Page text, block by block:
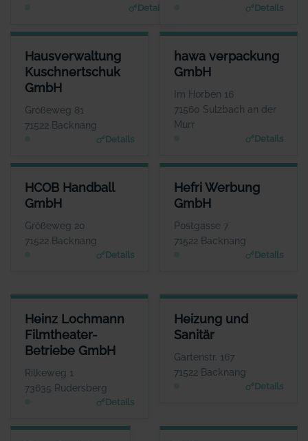
Details Details
Hausverwaltung
Kuschnertschuk
GmbH
Größeweg 81
71522 Backnang
Details
HAUSVERWALTUNG KUSCHNERTSCHUK GMBH
ANSPRECHPARTNER
Frau Christine Kuschnertschuk
WEBSITE
Www.Kuschnertschuk.de
hawa verpackung
GmbH
Im Horben 16
71560 Sulzbach an der
Murr
Details
HAWA VERPACKUNG GMBH
ANSPRECHPARTNER
Herr Aaron Ceskutti
www.hawa-verpackung.d
HCOB Handball
GmbH
Größeweg 20
71522 Backnang
Details
HCOB HANDBALL GMBH
ANSPRECHPARTNER
Herr Markus Mandlik
www.hcob.de
Hefri Werbung
GmbH
Postgasse 7
71522 Backnang
Details
HEFRI WERBUNG GMBH
ANSPRECHPARTNER
Herr Werner Stroh
www.bkz.de
Heinz Lochmann
Filmtheater-
Betriebe GmbH
Rilkeweg 1
73635 Rudersberg
Details
HEINZ LOCHMANN FILMTHEATER-BETRIEBE GMBH
ANSPRECHPARTNER
Herr Heinz Lochmann
WEBSITE
www.filmtheaterbetriebe.de
Heizung und
Sanitär
Gartenstr. 167
71522 Backnang
Details
HEIZUNG UND SANITÄR
ANSPRECHPARTNER
Herr Karl Mayer
www.heizungs-mayer.d